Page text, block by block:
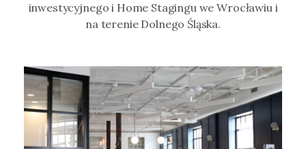
inwestycyjnego i Home Stagingu we Wrocławiu i
na terenie Dolnego Śląska.